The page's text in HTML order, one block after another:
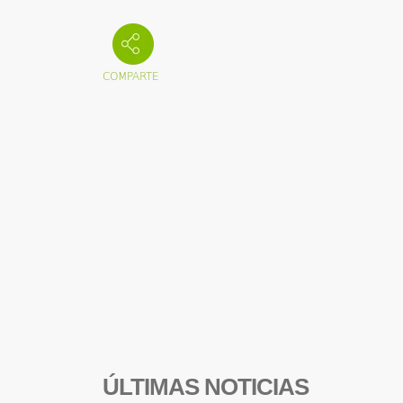
ÚLTIMAS NOTICIAS